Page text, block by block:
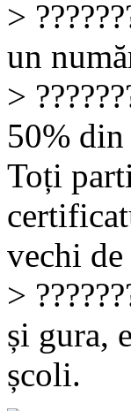
>
un
>
50% din
Toți
vechi
>
și gura,
școli.